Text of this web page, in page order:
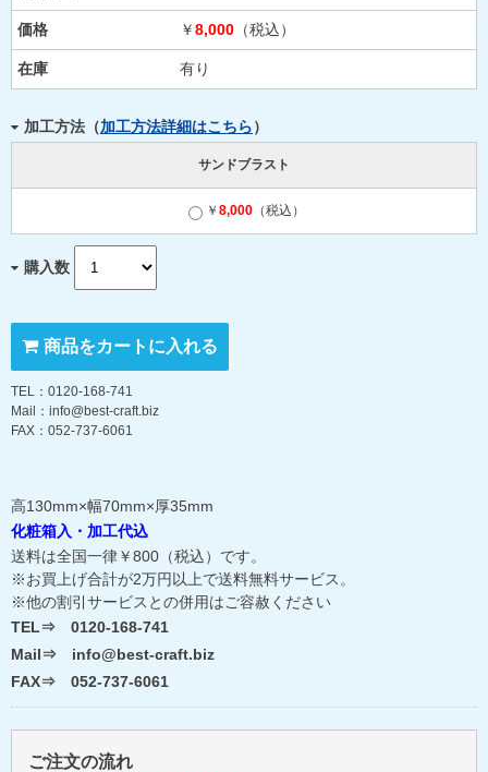
価格 ￥8,000 （税込）
在庫 有り
加工方法（加工方法詳細はこちら）
サンドブラスト
￥ 8,000 （税込）
購入数
商品をカートに入れる
TEL：0120-168-741
Mail：info@best-craft.biz
FAX：052-737-6061
高130mm×幅70mm×厚35mm
化粧箱入・加工代込
送料は全国一律￥800（税込）です。
※お買上げ合計が2万円以上で送料無料サービス。
※他の割引サービスとの併用はご容赦ください
TEL⇒ 0120-168-741
Mail⇒ info@best-craft.biz
FAX⇒ 052-737-6061
ご注文の流れ